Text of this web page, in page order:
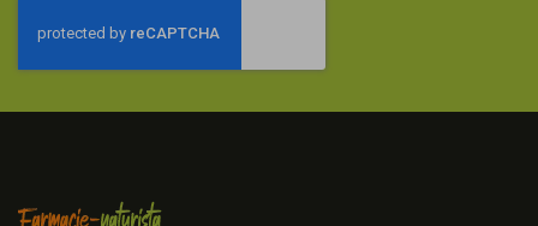
newsletter: